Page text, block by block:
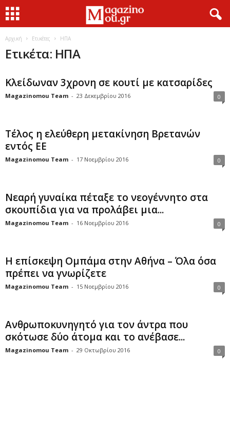
Αρχική Ετικέτες ΗΠΑ
Ετικέτα: ΗΠΑ
Κλείδωναν 3χρονη σε κουτί με κατσαρίδες
Magazinomou Team - 23 Δεκεμβρίου 2016 0
Τέλος η ελεύθερη μετακίνηση Βρετανών
εντός ΕΕ
Magazinomou Team - 17 Νοεμβρίου 2016 0
Νεαρή γυναίκα πέταξε το νεογέννητο στα
σκουπίδια για να προλάβει μια...
Magazinomou Team - 16 Νοεμβρίου 2016 0
Η επίσκεψη Ομπάμα στην Αθήνα – Όλα όσα
πρέπει να γνωρίζετε
Magazinomou Team - 15 Νοεμβρίου 2016 0
Ανθρωποκυνηγητό για τον άντρα που
σκότωσε δύο άτομα και το ανέβασε...
Magazinomou Team - 29 Οκτωβρίου 2016 0